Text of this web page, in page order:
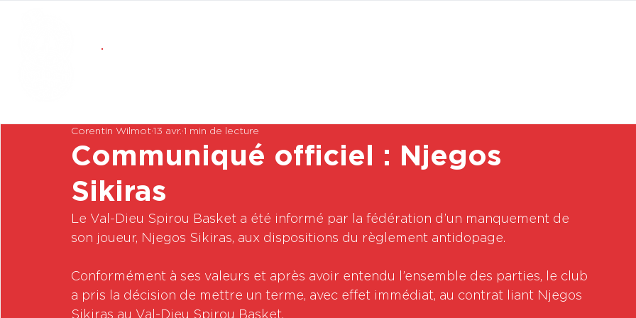
Communiqué officiel : Njegos
Sikiras
Corentin Wilmot 13 avr. 1 min de lecture
Le Val-Dieu Spirou Basket a été informé par la fédération d’un manquement de
son joueur, Njegos Sikiras, aux dispositions du règlement antidopage.
Conformément à ses valeurs et après avoir entendu l’ensemble des parties, le club
a pris la décision de mettre un terme, avec effet immédiat, au contrat liant Njegos
Sikiras au Val-Dieu Spirou Basket.